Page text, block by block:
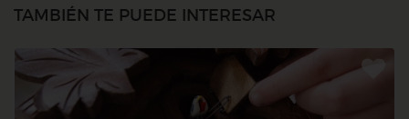
TAMBIÉN TE PUEDE INTERESAR